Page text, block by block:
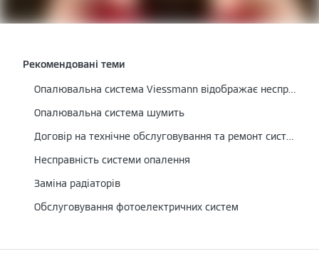
Рекомендовані теми
Опалювальна система Viessmann відображає несправність
Опалювальна система шумить
Договір на технічне обслуговування та ремонт системи опалення
Несправність системи опалення
Заміна радіаторів
Обслуговування фотоелектричних систем